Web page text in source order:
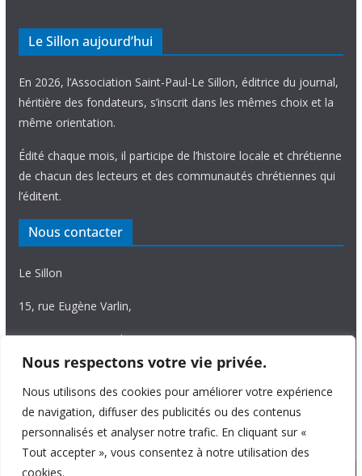
Nous respectons votre vie privée.
Nous utilisons des cookies pour améliorer votre expérience
de navigation, diffuser des publicités ou des contenus
personnalisés et analyser notre trafic. En cliquant sur «
Tout accepter », vous consentez à notre utilisation des
cookies.
Le Sillon aujourd’hui
En 2026, l’Association Saint-Paul-Le Sillon, éditrice du journal,
héritière des fondateurs, s’inscrit dans les mêmes choix et la
même orientation.
Édité chaque mois, il participe de l’histoire locale et chrétienne
de chacun des lecteurs et des communautés chrétiennes qui
l’éditent.
Nous contacter
Le Sillon
15, rue Eugène Varlin,
87036 Limoges Cedex.
Tél. 05 55 06 14 15
Nous écrire